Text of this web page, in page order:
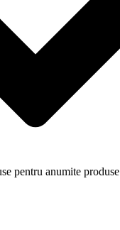
pentru anumite produse